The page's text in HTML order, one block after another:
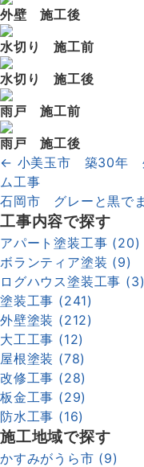
外壁 施工後
水切り 施工前
水切り 施工後
雨戸 施工前
雨戸 施工後
← 小美玉市 築30年
ム工事
石岡市 グレーと黒で
工事内容で探す
アパート塗装工事 (20)
ボランティア塗装 (9)
ログハウス塗装工事 (3)
塗装工事 (241)
外壁塗装 (212)
大工工事 (12)
屋根塗装 (78)
改修工事 (28)
板金工事 (29)
防水工事 (16)
施工地域で探す
かすみがうら市 (9)